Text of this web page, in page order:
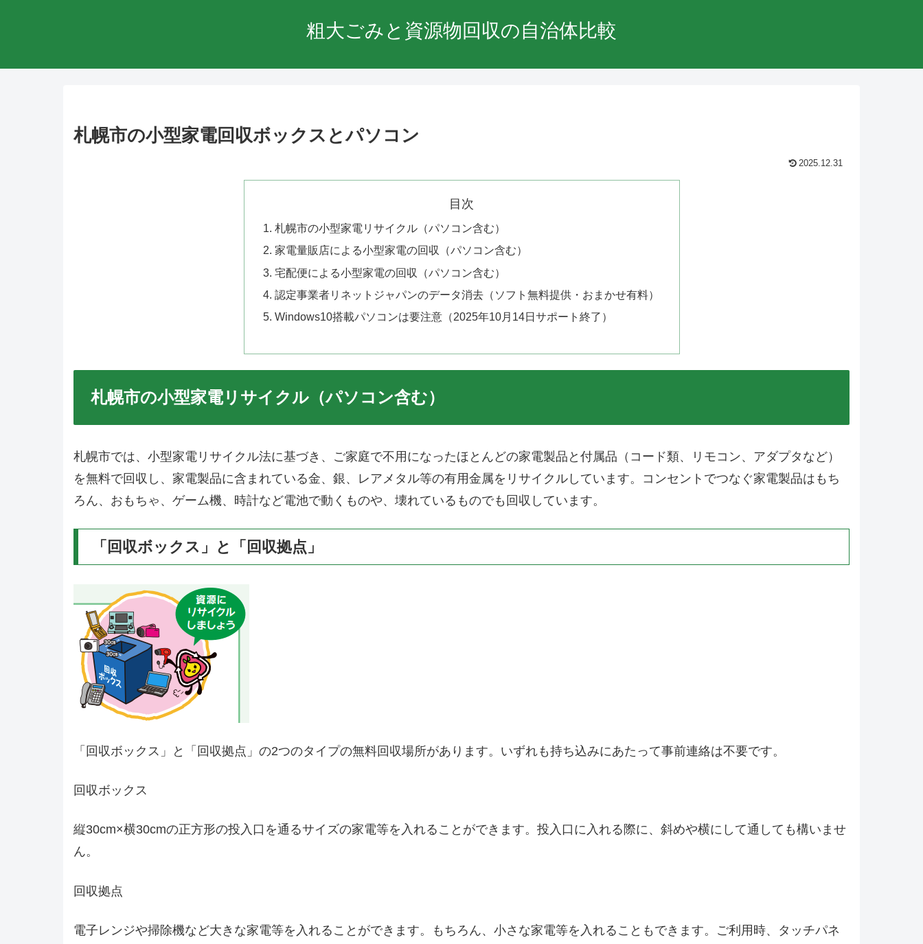
粗大ごみと資源物回収の自治体比較
札幌市の小型家電回収ボックスとパソコン
2025.12.31
目次
札幌市の小型家電リサイクル（パソコン含む）
家電量販店による小型家電の回収（パソコン含む）
宅配便による小型家電の回収（パソコン含む）
認定事業者リネットジャパンのデータ消去（ソフト無料提供・おまかせ有料）
Windows10搭載パソコンは要注意（2025年10月14日サポート終了）
札幌市の小型家電リサイクル（パソコン含む）
札幌市では、小型家電リサイクル法に基づき、ご家庭で不用になったほとんどの家電製品と付属品（コード類、リモコン、アダプタなど）
を無料で回収し、家電製品に含まれている金、銀、レアメタル等の有用金属をリサイクルしています。コンセントでつなぐ家電製品はもち
ろん、おもちゃ、ゲーム機、時計など電池で動くものや、壊れているものでも回収しています。
「回収ボックス」と「回収拠点」
「回収ボックス」と「回収拠点」の2つのタイプの無料回収場所があります。いずれも持ち込みにあたって事前連絡は不要です。
回収ボックス
縦30cm×横30cmの正方形の投入口を通るサイズの家電等を入れることができます。投入口に入れる際に、斜めや横にして通しても構いませ
ん。
回収拠点
電子レンジや掃除機など大きな家電等を入れることができます。もちろん、小さな家電等を入れることもできます。ご利用時、タッチパネ